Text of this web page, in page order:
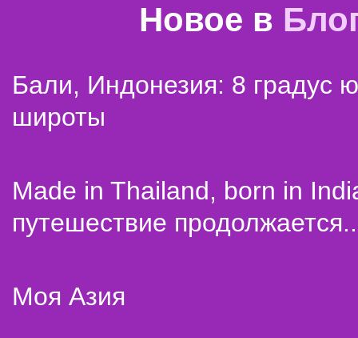
Новое в
Бали, Индонезия: 8 градус
широты
Made in Thailand, born in
путешествие
Моя Азия